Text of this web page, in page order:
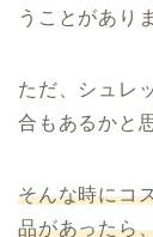
うことがあり
ただ、シュレ
合もあるかと
そんな時にコ
品があったら